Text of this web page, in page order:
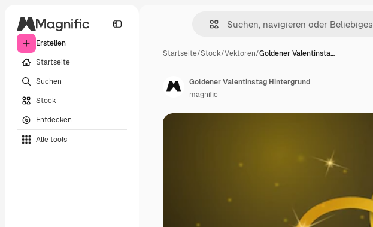
Erstellen
Startseite
Suchen
Stock
Entdecken
Alle tools
Startseite/Stock/Vektoren/Goldener Valentinsta…
Goldener Valentinstag Hintergrund
magnific